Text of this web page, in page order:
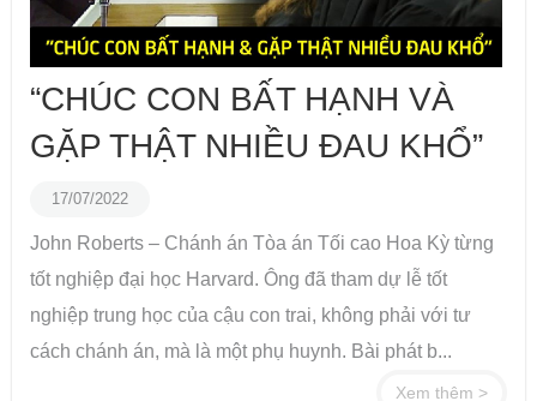
“CHÚC CON BẤT HẠNH VÀ
GẶP THẬT NHIỀU ĐAU KHỔ”
17/07/2022
John Roberts – Chánh án Tòa án Tối cao Hoa Kỳ từng
tốt nghiệp đại học Harvard. Ông đã tham dự lễ tốt
nghiệp trung học của cậu con trai, không phải với tư
cách chánh án, mà là một phụ huynh. Bài phát b...
Xem thêm >